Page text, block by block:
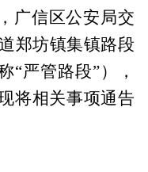
广信区公安局交
郑坊镇集镇路段
“严管路段”），
将相关事项通告